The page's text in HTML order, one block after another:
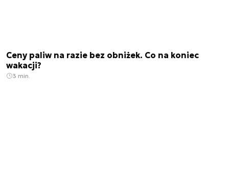
Ceny paliw na razie bez obniżek. Co na koniec
wakacji?
3 min.